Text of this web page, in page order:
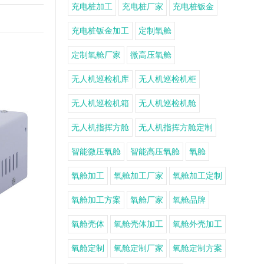
充电桩加工 充电桩厂家 充电桩钣金
充电桩钣金加工 定制氧舱
定制氧舱厂家 微高压氧舱
无人机巡检机库 无人机巡检机柜
无人机巡检机箱 无人机巡检机舱
无人机指挥方舱 无人机指挥方舱定制
智能微压氧舱 智能高压氧舱 氧舱
氧舱加工 氧舱加工厂家 氧舱加工定制
氧舱加工方案 氧舱厂家 氧舱品牌
氧舱壳体 氧舱壳体加工 氧舱外壳加工
氧舱定制 氧舱定制厂家 氧舱定制方案